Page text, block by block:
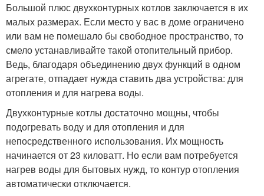
Большой плюс двухконтурных котлов заключается в их
малых размерах. Если место у вас в доме ограничено
или вам не помешало бы свободное пространство, то
смело устанавливайте такой отопительный прибор.
Ведь, благодаря объединению двух функций в одном
агрегате, отпадает нужда ставить два устройства: для
отопления и для нагрева воды.
Двухконтурные котлы достаточно мощны, чтобы
подогревать воду и для отопления и для
непосредственного использования. Их мощность
начинается от 23 киловатт. Но если вам потребуется
нагрев воды для бытовых нужд, то контур отопления
автоматически отключается.